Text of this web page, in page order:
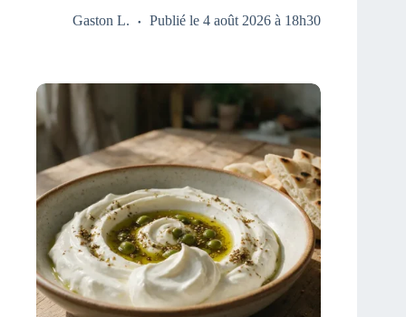
Gaston L.
Publié le 4 août 2026 à 18h30